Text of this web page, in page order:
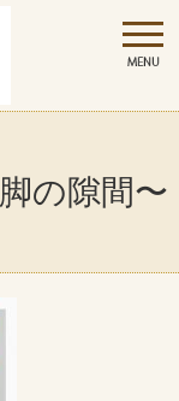
の隙間〜